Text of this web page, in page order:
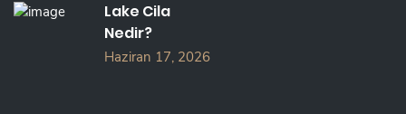
Lake Cila
Nedir?
Haziran 17, 2026